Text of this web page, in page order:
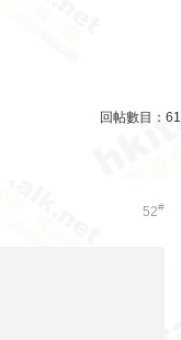
回帖數目： 61
52#